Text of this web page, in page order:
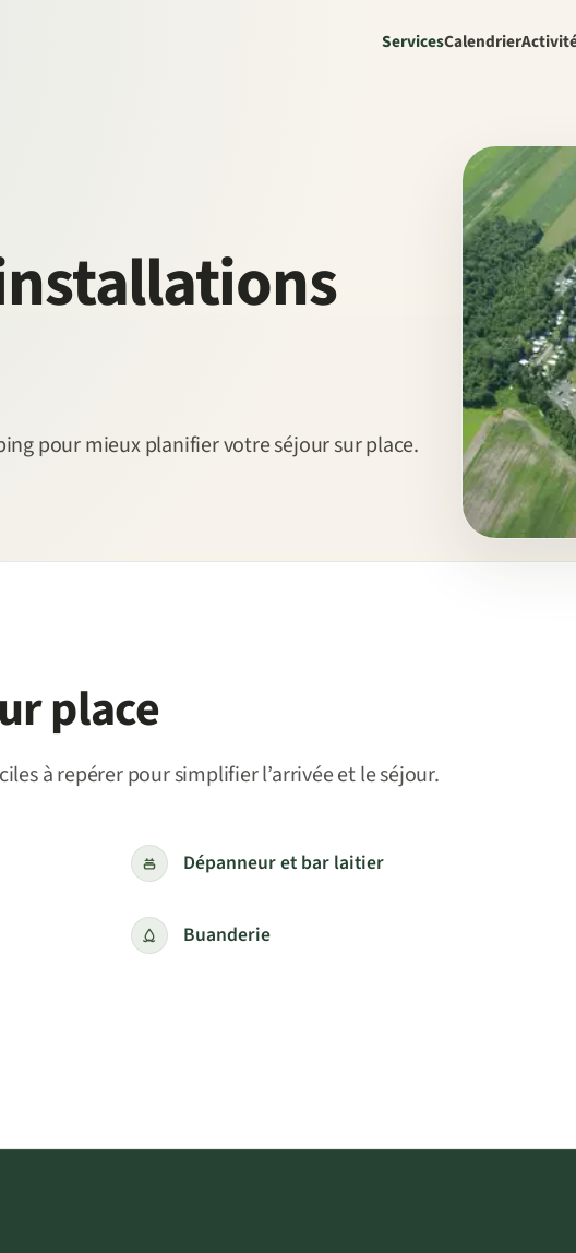
ServicesCalendrier
pour mieux planifier votre séjour sur place.
place
à repérer pour simplifier l’arrivée et le séjour.
Dépanneur et bar laitier
Buanderie